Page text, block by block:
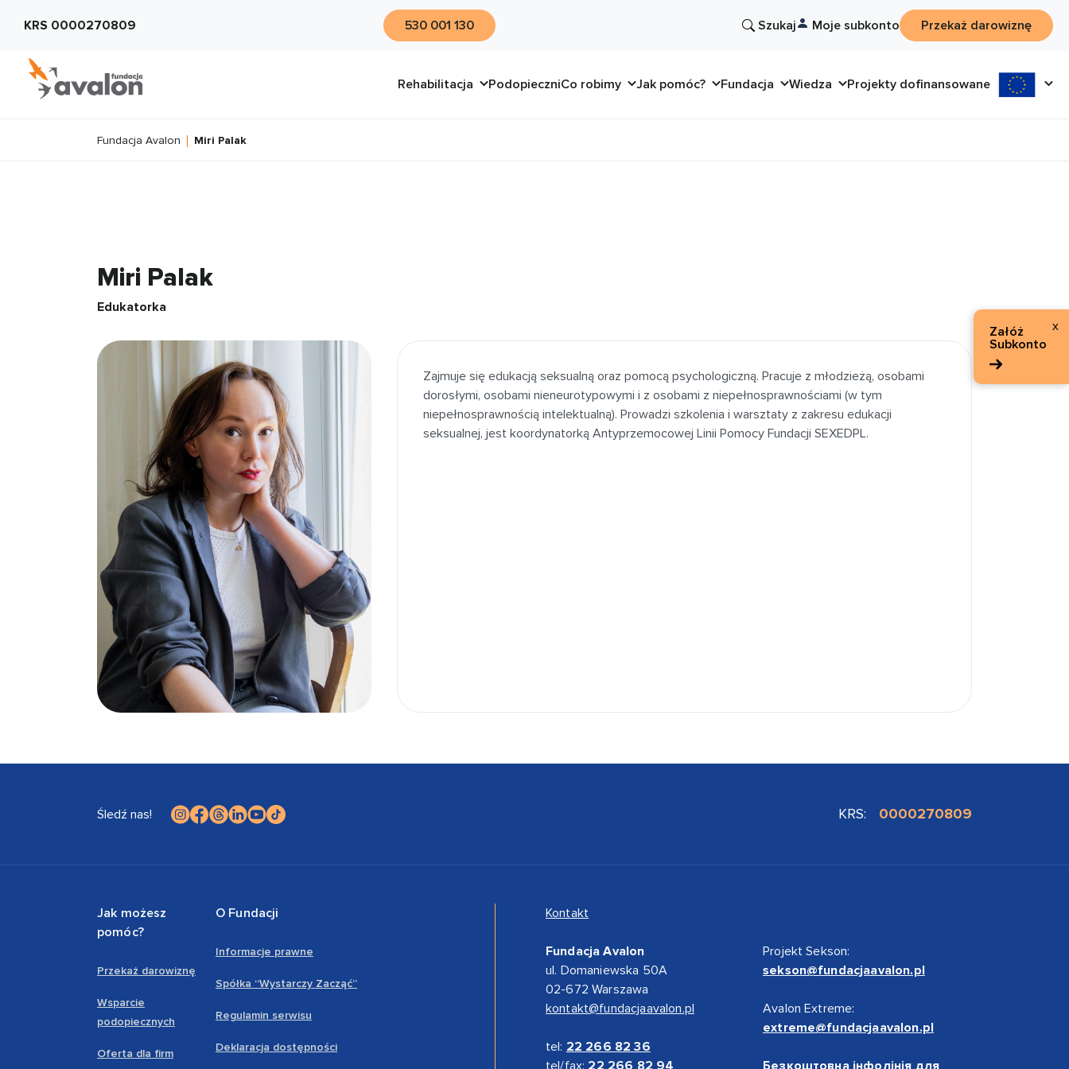
Załóż
Subkonto
x
KRS 0000270809 530 001 130 Szukaj Moje subkonto Przekaż darowiznę
Rehabilitacja PodopieczniCo robimy Jak pomóc? Fundacja Wiedza Projekty dofinansowane
Fundacja Avalon Miri Palak
Miri Palak
Edukatorka
Zajmuje się edukacją seksualną oraz pomocą psychologiczną. Pracuje z młodzieżą, osobami
dorosłymi, osobami nieneurotypowymi i z osobami z niepełnosprawnościami (w tym
niepełnosprawnością intelektualną). Prowadzi szkolenia i warsztaty z zakresu edukacji
seksualnej, jest koordynatorką Antyprzemocowej Linii Pomocy Fundacji SEXEDPL.
KRS: 0000270809
Śledź nas!
Jak możesz
pomóc?
Przekaż darowiznę
Wsparcie
podopiecznych
Oferta dla firm
O Fundacji
Informacje prawne
Spółka “Wystarczy Zacząć”
Regulamin serwisu
Deklaracja dostępności
Kontakt
Fundacja Avalon
ul. Domaniewska 50A
02-672 Warszawa
kontakt@fundacjaavalon.pl
tel: 22 266 82 36
tel/fax: 22 266 82 94
Projekt Sekson:
sekson@fundacjaavalon.pl
Avalon Extreme:
extreme@fundacjaavalon.pl
Безкоштовна інфолінія для